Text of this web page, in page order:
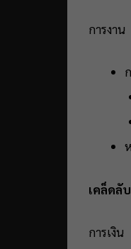
การงาน
เคล็ดลั
การเงิน